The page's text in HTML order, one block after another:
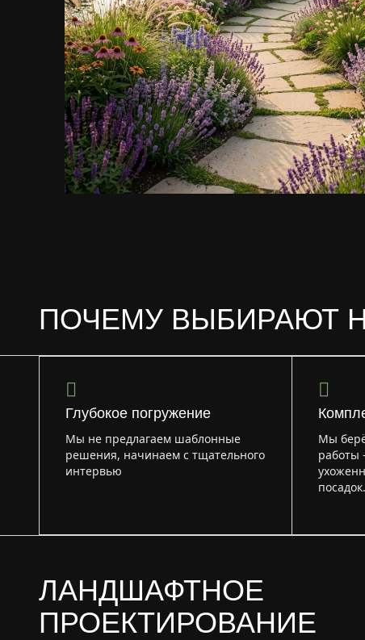
ПОЧЕМУ ВЫБИРАЮТ
Глубокое погружение
Мы не предлагаем шаблонные
решения, начинаем с тщательного
интервью
Мы
работы
посадок.
ЛАНДШАФТНОЕ
ПРОЕКТИРОВАНИЕ